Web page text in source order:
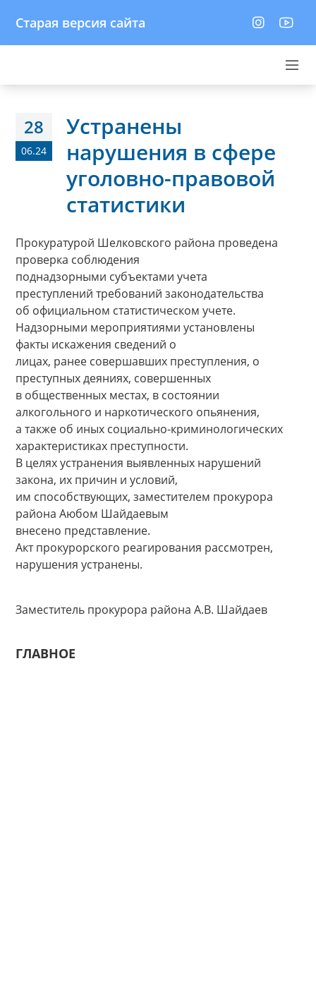
Старая версия сайта
28
06.24
Устранены
нарушения в сфере
уголовно-правовой
статистики
Прокуратурой Шелковского района проведена
проверка соблюдения
поднадзорными субъектами учета
преступлений требований законодательства
об официальном статистическом учете.
Надзорными мероприятиями установлены
факты искажения сведений о
лицах, ранее совершавших преступления, о
преступных деяниях, совершенных
в общественных местах, в состоянии
алкогольного и наркотического опьянения,
а также об иных социально-криминологических
характеристиках преступности.
В целях устранения выявленных нарушений
закона, их причин и условий,
им способствующих, заместителем прокурора
района Аюбом Шайдаевым
внесено представление.
Акт прокурорского реагирования рассмотрен,
нарушения устранены.
Заместитель прокурора района А.В. Шайдаев
ГЛАВНОЕ